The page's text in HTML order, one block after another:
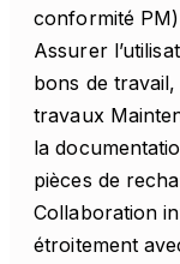
conformité
Assurer
bons de
travaux
la
pièces de
Collaboration
étroitement